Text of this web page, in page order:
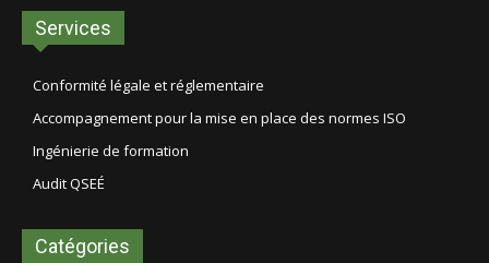
Services
Conformité légale et réglementaire
Accompagnement pour la mise en place des normes ISO
Ingénierie de formation
Audit QSEÉ
Catégories